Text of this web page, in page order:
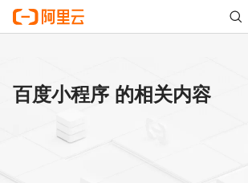
百度小程序 的相关内容